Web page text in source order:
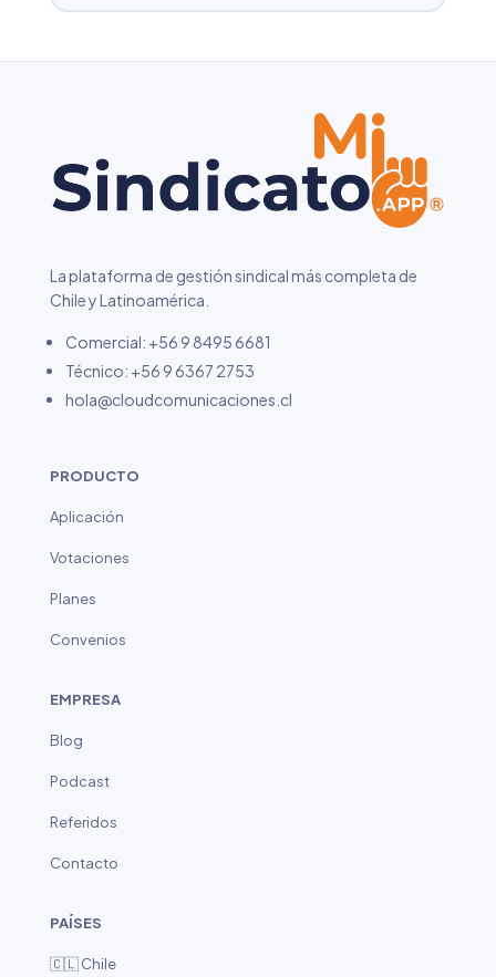
La plataforma de gestión sindical más completa de
Chile y Latinoamérica.
Comercial: +56 9 8495 6681
Técnico: +56 9 6367 2753
hola@cloudcomunicaciones.cl
PRODUCTO
Aplicación
Votaciones
Planes
Convenios
EMPRESA
Blog
Podcast
Referidos
Contacto
PAÍSES
🇨🇱 Chile